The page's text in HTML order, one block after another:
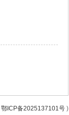
鄂ICP备2025137101号 )